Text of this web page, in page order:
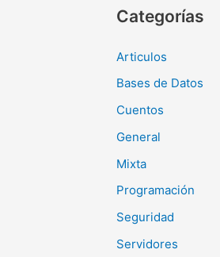
Categorías
Articulos
Bases de Datos
Cuentos
General
Mixta
Programación
Seguridad
Servidores